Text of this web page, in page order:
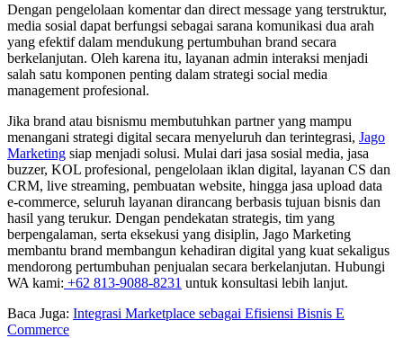
Dengan pengelolaan komentar dan direct message yang terstruktur,
media sosial dapat berfungsi sebagai sarana komunikasi dua arah
yang efektif dalam mendukung pertumbuhan brand secara
berkelanjutan. Oleh karena itu, layanan admin interaksi menjadi
salah satu komponen penting dalam strategi social media
management profesional.
Jika brand atau bisnismu membutuhkan partner yang mampu
menangani strategi digital secara menyeluruh dan terintegrasi, Jago
Marketing siap menjadi solusi. Mulai dari jasa sosial media, jasa
buzzer, KOL profesional, pengelolaan iklan digital, layanan CS dan
CRM, live streaming, pembuatan website, hingga jasa upload data
e-commerce, seluruh layanan dirancang berbasis tujuan bisnis dan
hasil yang terukur. Dengan pendekatan strategis, tim yang
berpengalaman, serta eksekusi yang disiplin, Jago Marketing
membantu brand membangun kehadiran digital yang kuat sekaligus
mendorong pertumbuhan penjualan secara berkelanjutan. Hubungi
WA kami: +62 813-9088-8231 untuk konsultasi lebih lanjut.
Baca Juga: Integrasi Marketplace sebagai Efisiensi Bisnis E
Commerce